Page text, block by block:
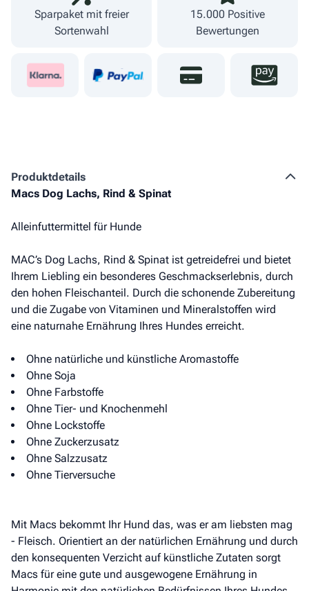
Sparpaket mit freier
Sortenwahl
15.000 Positive
Bewertungen
Produkt­details
Macs Dog Lachs, Rind & Spinat
Alleinfuttermittel für Hunde
MAC’s Dog Lachs, Rind & Spinat ist getreidefrei und bietet
Ihrem Liebling ein besonderes Geschmackserlebnis, durch
den hohen Fleischanteil. Durch die schonende Zubereitung
und die Zugabe von Vitaminen und Mineralstoffen wird
eine naturnahe Ernährung Ihres Hundes erreicht.
Ohne natürliche und künstliche Aromastoffe
Ohne Soja
Ohne Farbstoffe
Ohne Tier- und Knochenmehl
Ohne Lockstoffe
Ohne Zuckerzusatz
Ohne Salzzusatz
Ohne Tierversuche
Mit Macs bekommt Ihr Hund das, was er am liebsten mag
- Fleisch. Orientiert an der natürlichen Ernährung und durch
den konsequenten Verzicht auf künstliche Zutaten sorgt
Macs für eine gute und ausgewogene Ernährung in